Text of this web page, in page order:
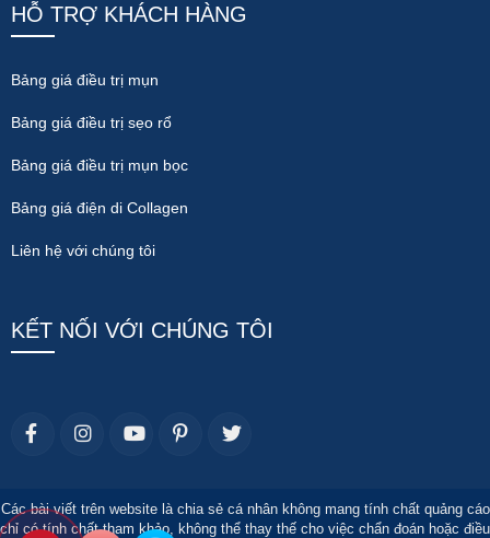
HỖ TRỢ KHÁCH HÀNG
Bảng giá điều trị mụn
Bảng giá điều trị sẹo rổ
Bảng giá điều trị mụn bọc
Bảng giá điện di Collagen
Liên hệ với chúng tôi
KẾT NỐI VỚI CHÚNG TÔI
Các bài viết trên website là chia sẻ cá nhân không mang tính chất quảng cáo
chỉ có tính chất tham khảo, không thể thay thế cho việc chẩn đoán hoặc điều